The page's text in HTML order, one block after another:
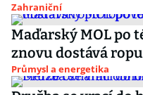
Zahraniční
Maďarský MOL po
znovu dostává
Průmysl a energetika